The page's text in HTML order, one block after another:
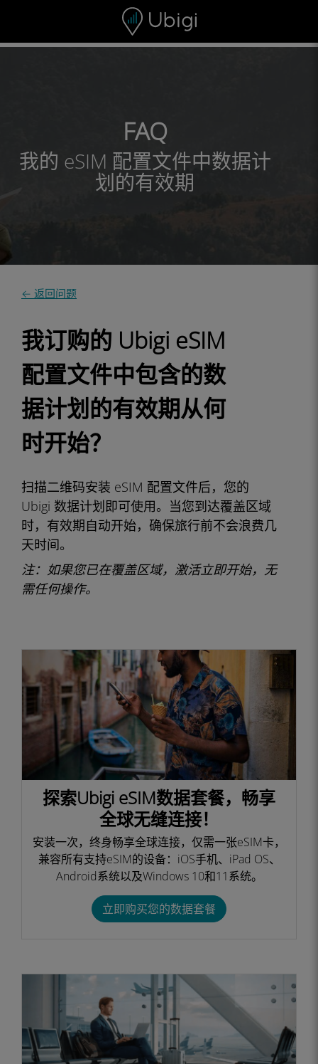
页脚
FAQ
我的 eSIM 配置文件中数据计
划的有效期
← 返回问题
我订购的 Ubigi eSIM
配置文件中包含的数
据计划的有效期从何
时开始？
扫描二维码安装 eSIM 配置文件后，您的
Ubigi 数据计划即可使用。当您到达覆盖区域
时，有效期自动开始，确保旅行前不会浪费几
天时间。
注： 如果您已在覆盖区域，激活立即开始，无
需任何操作。
探索Ubigi eSIM数据套餐，畅享
全球无缝连接！
安装一次，终身畅享全球连接，仅需一张eSIM卡，
兼容所有支持eSIM的设备：iOS手机、iPad OS、
Android系统以及Windows 10和11系统。
立即购买您的数据套餐